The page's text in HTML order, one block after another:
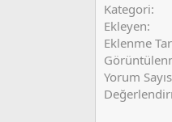
Kategori
Ekleyen
Eklenme
Yorum